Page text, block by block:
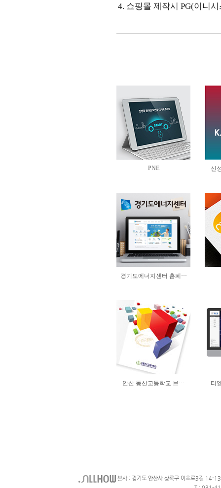
4. 쇼핑몰 제작시 PG(이니
본사 : 경기도 안산사 상록구 이호로3길 14-